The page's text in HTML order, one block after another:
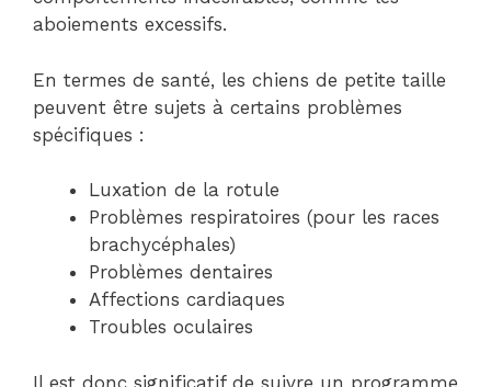
aboiements excessifs.
En termes de santé, les chiens de petite taille
peuvent être sujets à certains problèmes
spécifiques :
Luxation de la rotule
Problèmes respiratoires (pour les races
brachycéphales)
Problèmes dentaires
Affections cardiaques
Troubles oculaires
Il est donc significatif de suivre un programme